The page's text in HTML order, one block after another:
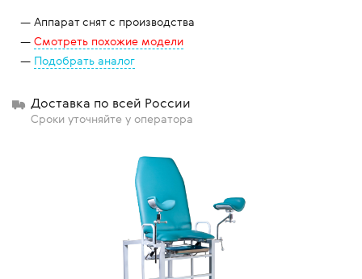
Аппарат снят с производства
Смотреть похожие модели
Подобрать аналог
Доставка по всей России
Сроки уточняйте у оператора